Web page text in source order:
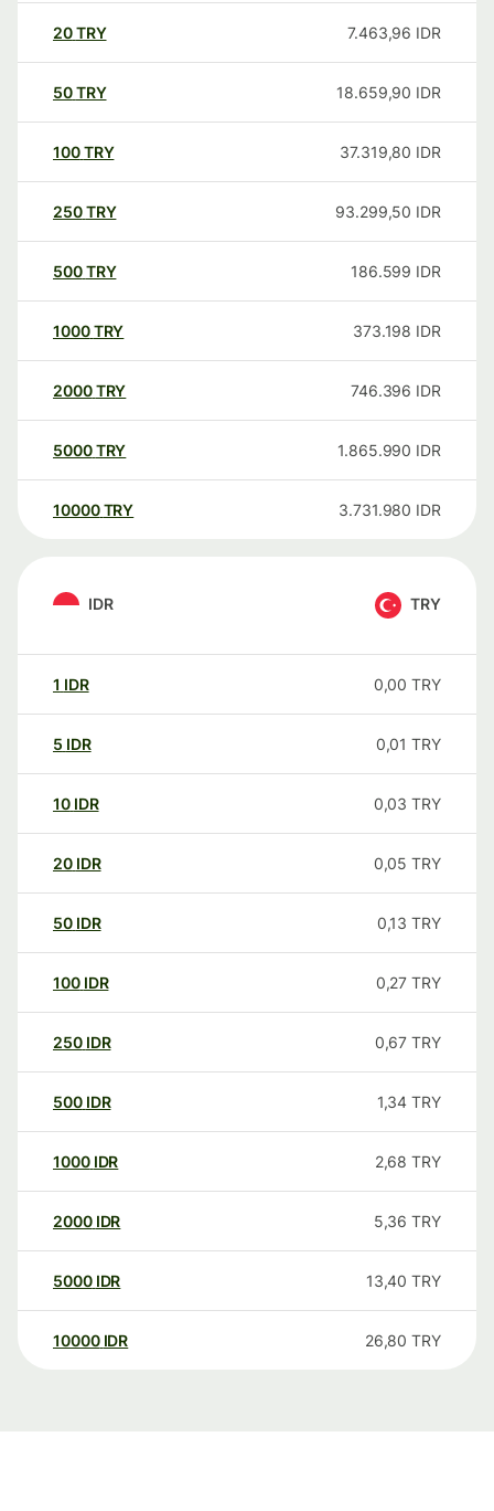
20TRY 7.463,96 IDR
50TRY 18.659,90 IDR
100TRY 37.319,80 IDR
250TRY 93.299,50 IDR
500TRY 186.599 IDR
1000TRY 373.198 IDR
2000TRY 746.396 IDR
5000TRY 1.865.990 IDR
10000 TRY 3.731.980 IDR
IDR TRY
1 IDR 0,00 TRY
5 IDR 0,01 TRY
10 IDR 0,03 TRY
20 IDR 0,05 TRY
50 IDR 0,13 TRY
100 IDR 0,27 TRY
250 IDR 0,67 TRY
500 IDR 1,34 TRY
1000 IDR 2,68 TRY
2000 IDR 5,36 TRY
5000 IDR 13,40 TRY
10000 IDR 26,80 TRY